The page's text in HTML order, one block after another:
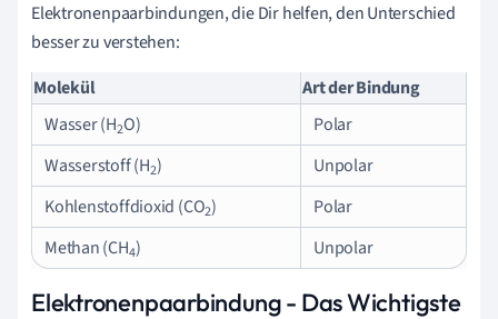
Elektronenpaarbindungen, die Dir helfen, den Unterschied
besser zu verstehen:
Molekül
Art der Bindung
Wasser (H2O)
Polar
Wasserstoff (H2)
Unpolar
Kohlenstoffdioxid (CO2)
Polar
Methan (CH4) Unpolar
Elektronenpaarbindung - Das Wichtigste